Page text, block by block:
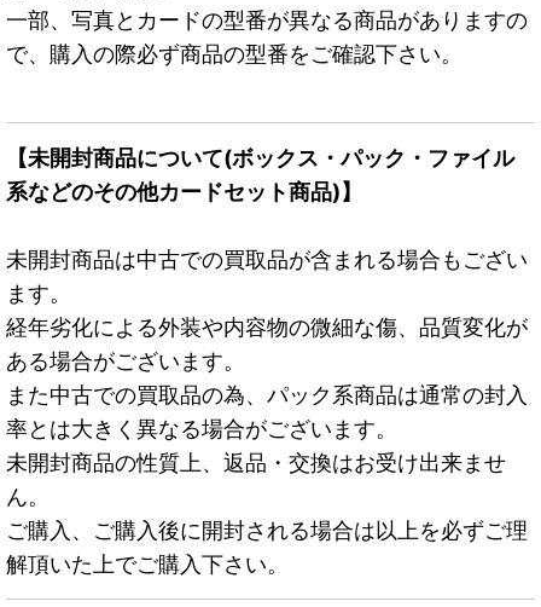
一部、写真とカードの型番が異なる商品がありますの
で、購入の際必ず商品の型番をご確認下さい。
【未開封商品について(ボックス・パック・ファイル
系などのその他カードセット商品)】
未開封商品は中古での買取品が含まれる場合もござい
ます。
経年劣化による外装や内容物の微細な傷、品質変化が
ある場合がございます。
また中古での買取品の為、パック系商品は通常の封入
率とは大きく異なる場合がございます。
未開封商品の性質上、返品・交換はお受け出来ませ
ん。
ご購入、ご購入後に開封される場合は以上を必ずご理
解頂いた上でご購入下さい。